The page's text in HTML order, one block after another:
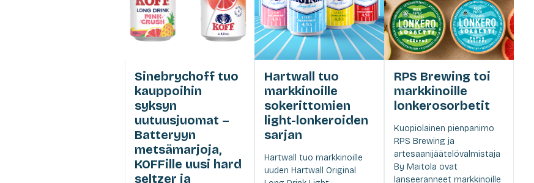
Sinebrychoff tuo
kauppoihin
syksyn
uutuusjuomat –
Batteryyn
metsämarjoja,
KOFFille uusi hard
seltzer ja
Hartwall tuo
markkinoille
sokerittomien
light-lonkeroiden
sarjan
Hartwall tuo markkinoille
uuden Hartwall Original
RPS Brewing toi
markkinoille
lonkerosorbetit
Kuopiolainen pienpanimo
RPS Brewing ja
artesaanijäätelövalmistaja
By Maitola ovat
lanseeranneet markkinoille